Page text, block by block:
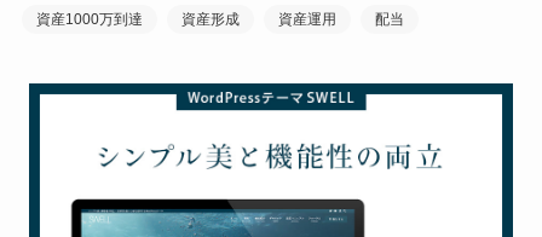
資産1000万到達 資産形成 資産運用 配当